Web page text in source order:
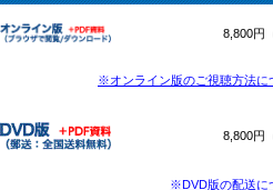
8,800円
※オンライン版のご視聴方法に
8,800円
※DVD版の配送に